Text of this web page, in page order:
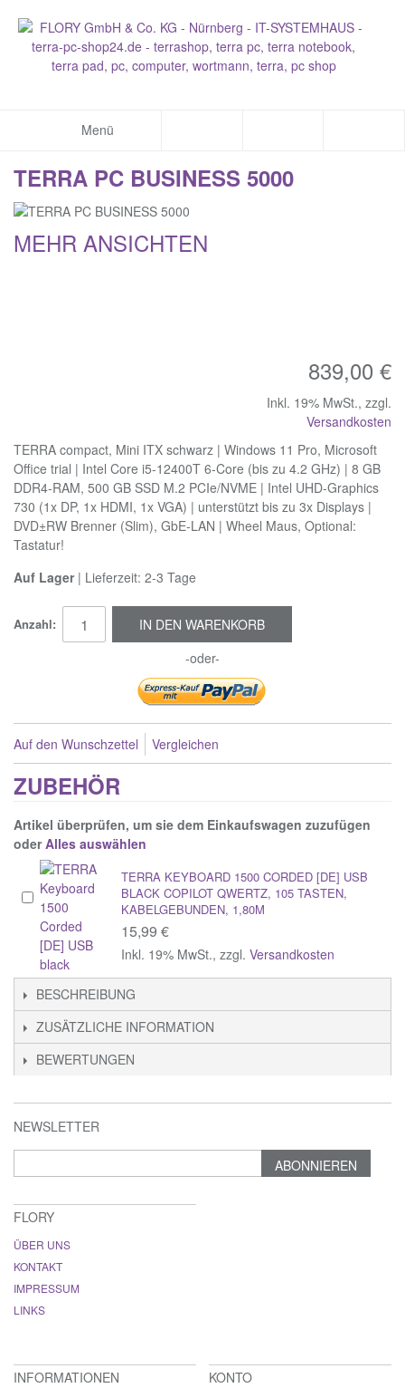
Menü
TERRA PC BUSINESS 5000
MEHR ANSICHTEN
839,00 €
Inkl. 19% MwSt., zzgl.
Versandkosten
TERRA compact, Mini ITX schwarz | Windows 11 Pro, Microsoft
Office trial | Intel Core i5-12400T 6-Core (bis zu 4.2 GHz) | 8 GB
DDR4-RAM, 500 GB SSD M.2 PCIe/NVME | Intel UHD-Graphics
730 (1x DP, 1x HDMI, 1x VGA) | unterstützt bis zu 3x Displays |
DVD±RW Brenner (Slim), GbE-LAN | Wheel Maus, Optional:
Tastatur!
Auf Lager| Lieferzeit: 2-3 Tage
Anzahl:
IN DEN WARENKORB
-oder-
Auf den Wunschzettel Vergleichen
ZUBEHÖR
Artikel überprüfen, um sie dem Einkaufswagen zuzufügen
oderAlles auswählen
TERRA KEYBOARD 1500 CORDED [DE] USB
BLACK COPILOT QWERTZ, 105 TASTEN,
KABELGEBUNDEN, 1,80M
15,99 €
Inkl. 19% MwSt., zzgl. Versandkosten
BESCHREIBUNG
ZUSÄTZLICHE INFORMATION
BEWERTUNGEN
NEWSLETTER
ABONNIEREN
FLORY
ÜBER UNS
KONTAKT
IMPRESSUM
LINKS
INFORMATIONEN KONTO